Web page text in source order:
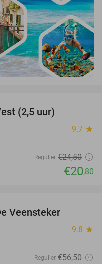
(2,5 uur)
9.7 star
Regulier €24,50
€20,80
Veensteker
9.8 star
Regulier €56,50